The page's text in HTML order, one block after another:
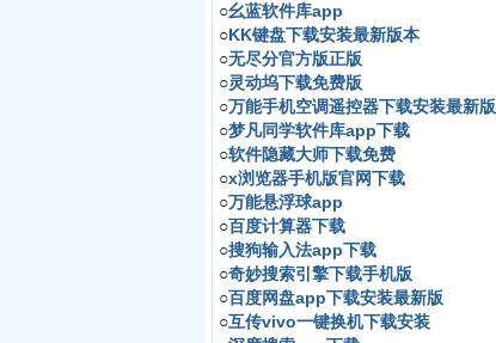
○幺蓝软件库app
○KK键盘下载安装最新版本
○无尽分官方版正版
○灵动坞下载免费版
○万能手机空调遥控器下载安装最新版
○梦凡同学软件库app下载
○软件隐藏大师下载免费
○x浏览器手机版官网下载
○万能悬浮球app
○百度计算器下载
○搜狗输入法app下载
○奇妙搜索引擎下载手机版
○百度网盘app下载安装最新版
○互传vivo一键换机下载安装